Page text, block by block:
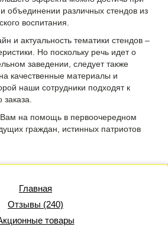
объединении различных стендов из
воспитания.
и актуальность тематики стендов –
Но поскольку речь идет о
заведении, следует также
качественные материалы и
наши сотрудники подходят к
на помощь в первоочередном
граждан, истинных патриотов
Главная
Отзывы (240)
товары